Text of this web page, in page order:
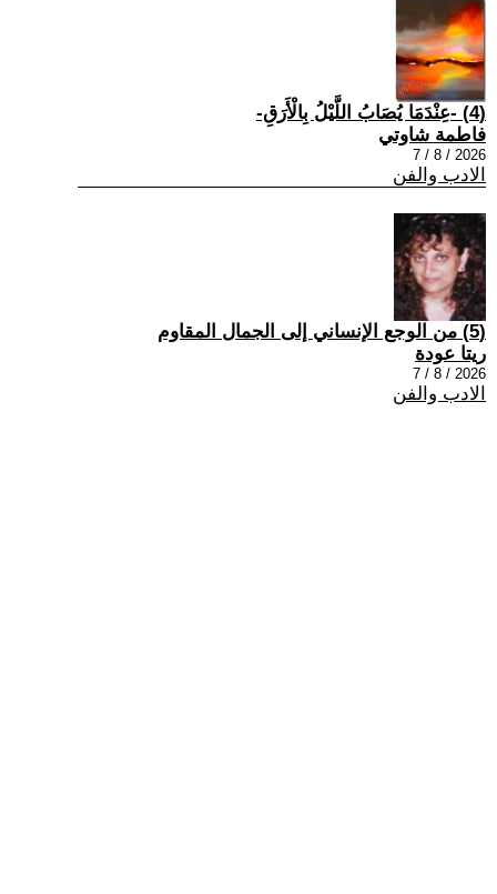
(4) -عِنْدَمَا يُصَابُ اللَّيْلُ بِالْأَرَقِ-
فاطمة شاوتي
2026 / 8 / 7
الادب والفن
(5) من الوجع الإنساني إلى الجمال المقاوم
ريتا عودة
2026 / 8 / 7
الادب والفن